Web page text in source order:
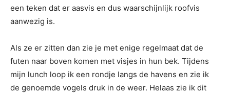
een teken dat er aasvis en dus waarschijnlijk roofvis
aanwezig is.
Als ze er zitten dan zie je met enige regelmaat dat de
futen naar boven komen met visjes in hun bek. Tijdens
mijn lunch loop ik een rondje langs de havens en zie ik
de genoemde vogels druk in de weer. Helaas zie ik dit